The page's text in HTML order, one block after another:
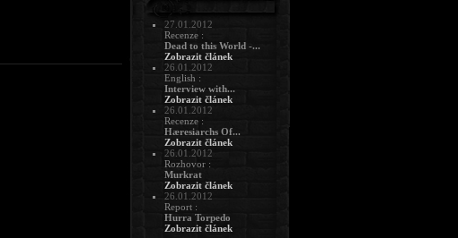
27.01.2012
Recenze :
Dead to this World -...
Zobrazit článek
26.01.2012
English :
Interview with...
Zobrazit článek
26.01.2012
Recenze :
Hæresiarchs Of...
Zobrazit článek
26.01.2012
Rozhovor :
Murkrat
Zobrazit článek
26.01.2012
Report :
Hurra Torpedo
Zobrazit článek